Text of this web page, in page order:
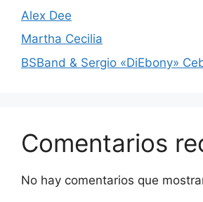
Alex Dee
Martha Cecilia
BSBand & Sergio «DiEbony»
Comentarios
No hay comentarios que